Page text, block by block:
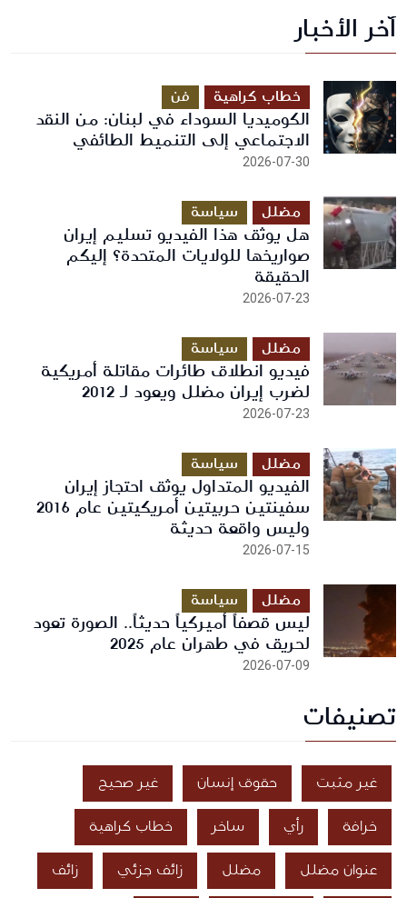
آخر الأخبار
خطاب كراهية فن
الكوميديا السوداء في لبنان: من النقد
الاجتماعي إلى التنميط الطائفي
2026-07-30
مضلل سياسة
هل يوثق هذا الفيديو تسليم إيران
صواريخها للولايات المتحدة؟ إليكم
الحقيقة
2026-07-23
مضلل سياسة
فيديو انطلاق طائرات مقاتلة أمريكية
لضرب إيران مضلل ويعود لـ 2012
2026-07-23
مضلل سياسة
الفيديو المتداول يوثق احتجاز إيران
سفينتين حربيتين أمريكيتين عام 2016
وليس واقعة حديثة
2026-07-15
مضلل سياسة
ليس قصفاً أميركياً حديثاً.. الصورة تعود
لحريق في طهران عام 2025
2026-07-09
تصنيفات
غير مثبت حقوق إنسان غير صحيح
خرافة رأي ساخر خطاب كراهية
عنوان مضلل مضلل زائف جزئي زائف